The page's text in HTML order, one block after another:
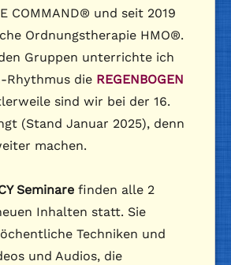
COMMAND® und seit 2019
Ordnungstherapie HMO®.
Gruppen unterrichte ich
Rhythmus die REGENBOGEN
sind wir bei der 16.
(Stand Januar 2025), denn
machen.
Seminare finden alle 2
Inhalten statt. Sie
Techniken und
und Audios, die